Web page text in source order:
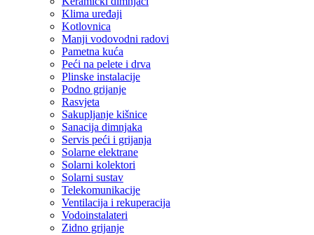
Klima uređaji
Kotlovnica
Manji vodovodni radovi
Pametna kuća
Peći na pelete i drva
Plinske instalacije
Podno grijanje
Rasvjeta
Sakupljanje kišnice
Sanacija dimnjaka
Servis peći i grijanja
Solarne elektrane
Solarni kolektori
Solarni sustav
Telekomunikacije
Ventilacija i rekuperacija
Vodoinstalateri
Zidno grijanje